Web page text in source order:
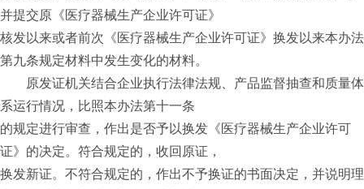
并提交原《医疗器械生产企业许可证》
核发以来或者前次《医疗器械生产企业许可证》换发以来本办法
第九条规定材料中发生变化的材料。
原发证机关结合企业执行法律法规、产品监督抽查和质量体
系运行情况，比照本办法第十一条
的规定进行审查，作出是否予以换发《医疗器械生产企业许可
证》的决定。符合规定的，收回原证，
换发新证。不符合规定的，作出不予换证的书面决定，并说明理